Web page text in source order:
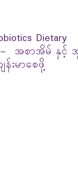
Dietary
– အစာအိမ် နှင့်
းမာစေဖို့